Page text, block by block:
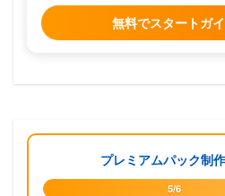
無料でスタートガ
プレミアムパック制
5/6